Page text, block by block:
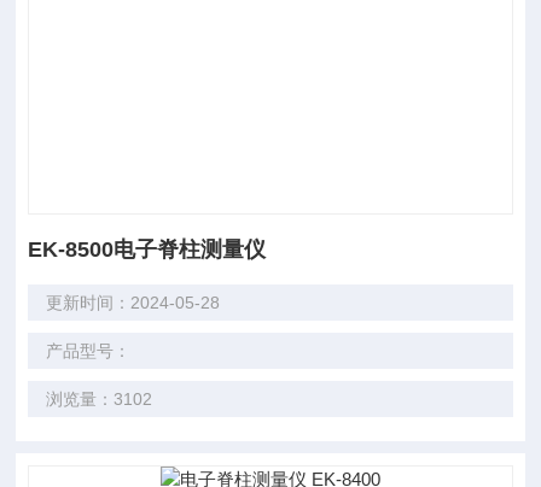
EK-8500电子脊柱测量仪
更新时间：2024-05-28
产品型号：
浏览量：3102